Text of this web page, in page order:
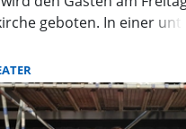
geboten. In einer
Geschichte des